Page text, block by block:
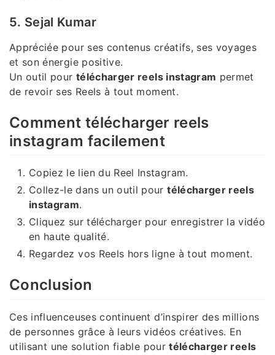
5. Sejal Kumar
Appréciée pour ses contenus créatifs, ses voyages
et son énergie positive.
Un outil pour télécharger reels instagram permet
de revoir ses Reels à tout moment.
Comment télécharger reels
instagram facilement
Copiez le lien du Reel Instagram.
Collez-le dans un outil pourtélécharger reels
instagram.
Cliquez sur télécharger pour enregistrer la vidéo
en haute qualité.
Regardez vos Reels hors ligne à tout moment.
Conclusion
Ces influenceuses continuent d’inspirer des millions
de personnes grâce à leurs vidéos créatives. En
utilisant une solution fiable pourtélécharger reels